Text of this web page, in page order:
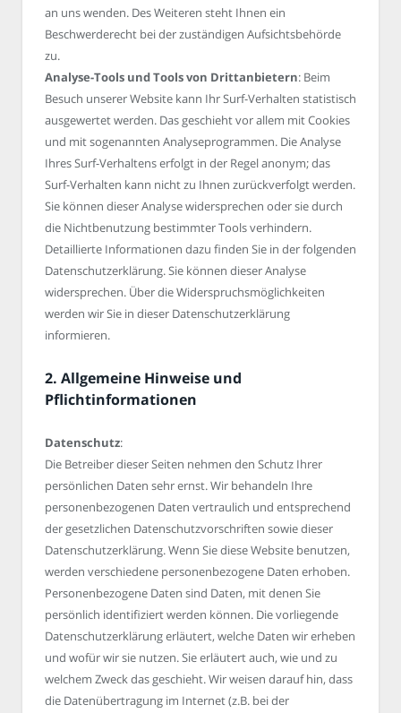
an uns wenden. Des Weiteren steht Ihnen ein
Beschwerderecht bei der zuständigen Aufsichtsbehörde
zu.
Analyse-Tools und Tools von Drittanbietern: Beim
Besuch unserer Website kann Ihr Surf-Verhalten statistisch
ausgewertet werden. Das geschieht vor allem mit Cookies
und mit sogenannten Analyseprogrammen. Die Analyse
Ihres Surf-Verhaltens erfolgt in der Regel anonym; das
Surf-Verhalten kann nicht zu Ihnen zurückverfolgt werden.
Sie können dieser Analyse widersprechen oder sie durch
die Nichtbenutzung bestimmter Tools verhindern.
Detaillierte Informationen dazu finden Sie in der folgenden
Datenschutzerklärung. Sie können dieser Analyse
widersprechen. Über die Widerspruchsmöglichkeiten
werden wir Sie in dieser Datenschutzerklärung
informieren.
2. Allgemeine Hinweise und
Pflichtinformationen
Datenschutz:
Die Betreiber dieser Seiten nehmen den Schutz Ihrer
persönlichen Daten sehr ernst. Wir behandeln Ihre
personenbezogenen Daten vertraulich und entsprechend
der gesetzlichen Datenschutzvorschriften sowie dieser
Datenschutzerklärung. Wenn Sie diese Website benutzen,
werden verschiedene personenbezogene Daten erhoben.
Personenbezogene Daten sind Daten, mit denen Sie
persönlich identifiziert werden können. Die vorliegende
Datenschutzerklärung erläutert, welche Daten wir erheben
und wofür wir sie nutzen. Sie erläutert auch, wie und zu
welchem Zweck das geschieht. Wir weisen darauf hin, dass
die Datenübertragung im Internet (z.B. bei der